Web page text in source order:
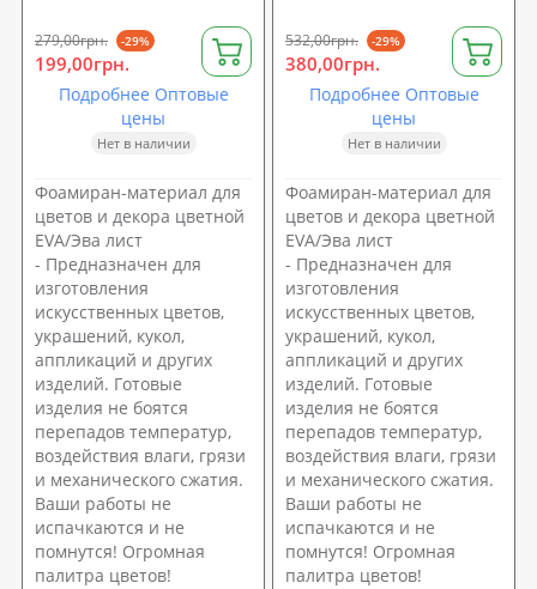
279,00грн. -29%
199,00грн.
Подробнее Оптовые
цены
Нет в наличии
Фоамиран-материал для
цветов и декора цветной
EVA/Эва лист
- Предназначен для
изготовления
искусственных цветов,
украшений, кукол,
аппликаций и других
изделий. Готовые
изделия не боятся
перепадов температур,
воздействия влаги, грязи
и механического сжатия.
Ваши работы не
испачкаются и не
помнутся! Огромная
палитра цветов!
532,00грн. -29%
380,00грн.
Подробнее Оптовые
цены
Нет в наличии
Фоамиран-материал для
цветов и декора цветной
EVA/Эва лист
- Предназначен для
изготовления
искусственных цветов,
украшений, кукол,
аппликаций и других
изделий. Готовые
изделия не боятся
перепадов температур,
воздействия влаги, грязи
и механического сжатия.
Ваши работы не
испачкаются и не
помнутся! Огромная
палитра цветов!